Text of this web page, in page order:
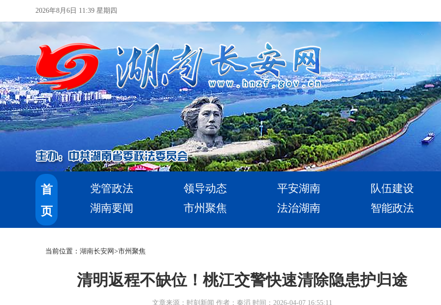
2026年8月6日 11:39 星期四
首
页
党管政法 领导动态 平安湖南
队伍建设
湖南要闻
市州聚焦 法治湖南 智能政法
当前位置： 湖南长安网 >市州聚焦
清明返程不缺位！桃江交警快速清除隐患护归途
文章来源：时刻新闻 作者：秦滔 时间：2026-04-07 16:55:11